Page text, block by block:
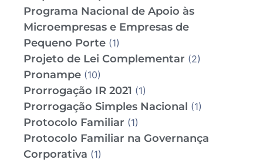
Programa Nacional de Apoio às
Microempresas e Empresas de
Pequeno Porte (1)
Projeto de Lei Complementar (2)
Pronampe (10)
Prorrogação IR 2021 (1)
Prorrogação Simples Nacional (1)
Protocolo Familiar (1)
Protocolo Familiar na Governança
Corporativa (1)